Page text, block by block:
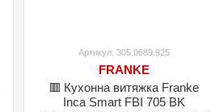
Артикул: 305.0689.925
FRANKE
🟥 Кухонна витяжка Franke
Inca Smart FBI 705 BK